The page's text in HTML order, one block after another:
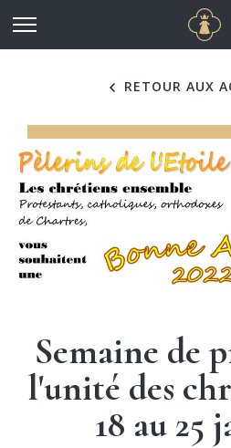
Aller au contenu principal
RETOUR AUX
Semaine de
l'unité des
18 au 25